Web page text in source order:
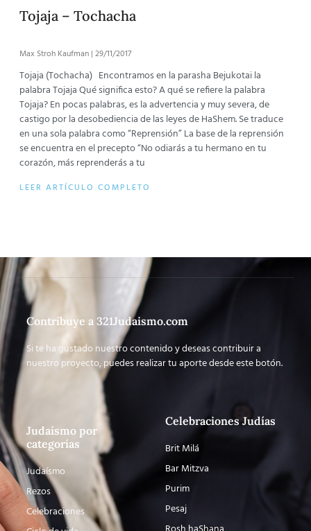
Tojaja – Tochacha
Max Stroh Kaufman 29/11/2017
Tojaja (Tochacha) Encontramos en la parasha Bejukotai la
palabra Tojaja Qué significa esto? A qué se refiere la palabra
Tojaja? En pocas palabras, es la advertencia y muy severa, de
castigo por la desobediencia de las leyes de HaShem. Se traduce
en una sola palabra como “Reprensión” La base de la reprensión
se encuentra en el precepto “No odiarás a tu hermano en tu
corazón, más reprenderás a tu
LEER ARTÍCULO COMPLETO
Contribuye a 321Judaismo.com
Si te ha gustado nuestro contenido y deseas contribuir a
nuestro proyecto, puedes realizar tu aporte desde este botón.
Judaísmo por
categorías
Judaísmo
Rezos
Celebraciones
Celebraciones Judías
Brit Milá
Bar Mitzva
Purim
Pesaj